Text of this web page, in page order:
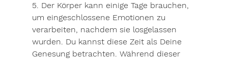
5. Der Körper kann einige Tage brauchen,
um eingeschlossene Emotionen zu
verarbeiten, nachdem sie losgelassen
wurden. Du kannst diese Zeit als Deine
Genesung betrachten. Während dieser